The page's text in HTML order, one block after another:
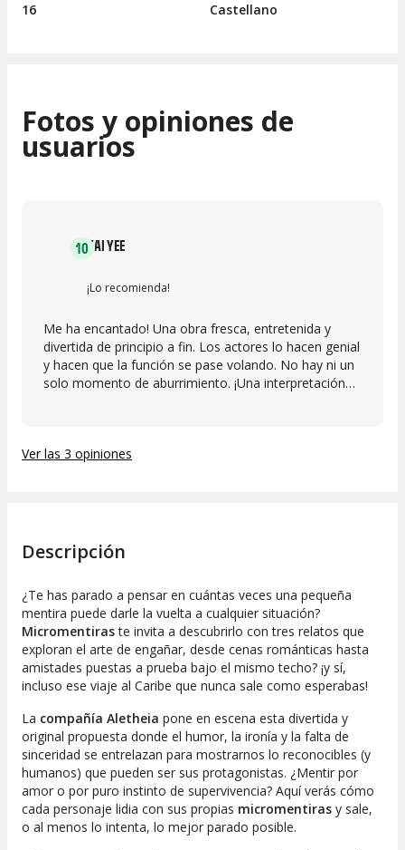
16
Castellano
Fotos y opiniones de
usuarios
10KAI YEE
¡Lo recomienda!
Me ha encantado! Una obra fresca, entretenida y
divertida de principio a fin. Los actores lo hacen genial
y hacen que la función se pase volando. No hay ni un
solo momento de aburrimiento. ¡Una interpretación
Ver las 3 opiniones
Descripción
¿Te has parado a pensar en cuántas veces una pequeña
mentira puede darle la vuelta a cualquier situación?
Micromentiraste invita a descubrirlo con tres relatos que
exploran el arte de engañar, desde cenas románticas hasta
amistades puestas a prueba bajo el mismo techo? ¡y sí,
incluso ese viaje al Caribe que nunca sale como esperabas!
La compañía Aletheia pone en escena esta divertida y
original propuesta donde el humor, la ironía y la falta de
sinceridad se entrelazan para mostrarnos lo reconocibles (y
humanos) que pueden ser sus protagonistas. ¿Mentir por
amor o por puro instinto de supervivencia? Aquí verás cómo
cada personaje lidia con sus propias micromentiras y sale,
o al menos lo intenta, lo mejor parado posible.